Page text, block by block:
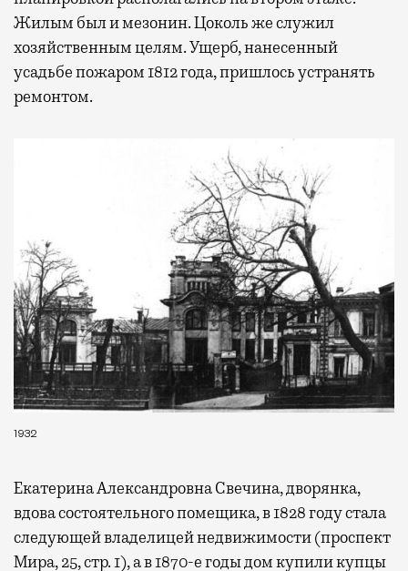
Жилым был и мезонин. Цоколь же служил
хозяйственным целям. Ущерб, нанесенный
усадьбе пожаром 1812 года, пришлось устранять
ремонтом.
1932
Екатерина Александровна Свечина, дворянка,
вдова состоятельного помещика, в 1828 году стала
следующей владелицей недвижимости (проспект
Мира, 25, стр. 1), а в 1870-е годы дом купили купцы